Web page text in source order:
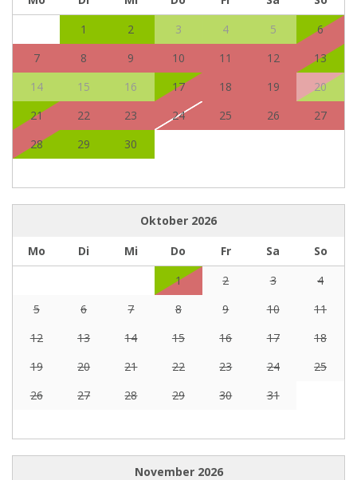
1
2 3 4 5
6
7
8 9 10 11 12
13
14
15 16 17 18 19
20
21
22 23 24 25 26
27
28
29 30
Oktober 2026
Mo
Di Mi Do Fr Sa
So
1
2 3
4
5
6 7 8 9 10
11
12
13 14 15 16 17
18
19
20 21 22 23 24
25
26
27 28 29 30 31
November 2026